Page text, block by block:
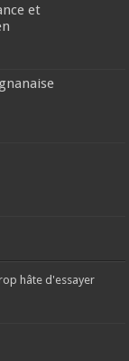
et
hâte d'essayer